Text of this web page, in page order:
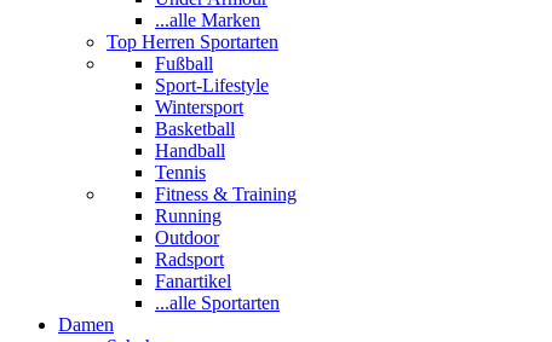
...alle Marken
Top Herren Sportarten
Fußball
Sport-Lifestyle
Wintersport
Basketball
Handball
Tennis
Fitness & Training
Running
Outdoor
Radsport
Fanartikel
...alle Sportarten
Damen